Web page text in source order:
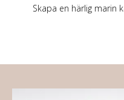
Skapa en härlig marin